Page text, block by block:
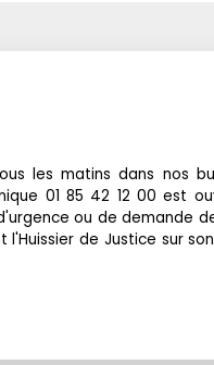
les matins dans nos
01 85 42 12 00 est
ou de demande
de Justice sur